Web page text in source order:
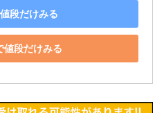
段だけみる
値段だけみる